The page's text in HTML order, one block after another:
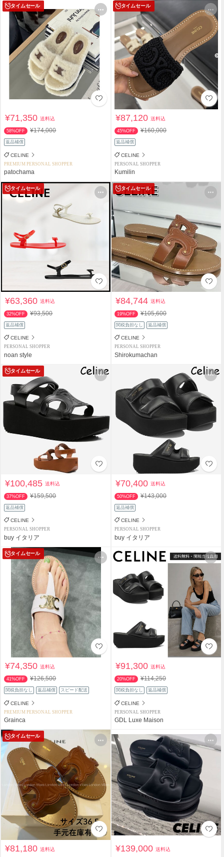
タイムセール
¥71,350送料込
58%OFF ¥174,000
返品補償
CELINE
PREMIUM PERSONAL SHOPPER
patochama
タイムセール
¥87,120送料込
45%OFF ¥160,000
返品補償
CELINE
PERSONAL SHOPPER
Kumilin
タイムセール
¥63,360送料込
32%OFF ¥93,500
返品補償
CELINE
PERSONAL SHOPPER
noan style
タイムセール
¥84,744送料込
19%OFF ¥105,600
関税負担なし 返品補償
CELINE
PERSONAL SHOPPER
Shirokumachan
タイムセール
¥100,485送料込
37%OFF ¥159,500
返品補償
CELINE
PERSONAL SHOPPER
buy イタリア
¥70,400送料込
50%OFF ¥143,000
返品補償
CELINE
PERSONAL SHOPPER
buy イタリア
タイムセール
¥74,350送料込
41%OFF ¥126,500
関税負担なし 返品補償 スピード配送
CELINE
PREMIUM PERSONAL SHOPPER
Grainca
¥91,300送料込
20%OFF ¥114,250
関税負担なし 返品補償
CELINE
PERSONAL SHOPPER
GDL Luxe Maison
タイムセール
¥81,180送料込 ¥139,000送料込